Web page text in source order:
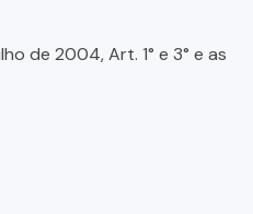
de 2004, Art. 1° e 3° e as